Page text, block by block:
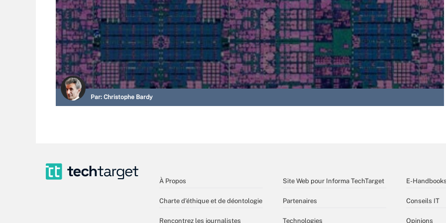
Par: Christophe Bardy
À Propos
Charte d’éthique et de déontologie
Rencontrez les journalistes
Site Web pour Informa TechTarget
Partenaires
Technologies
E-
Conseils IT
Opinions